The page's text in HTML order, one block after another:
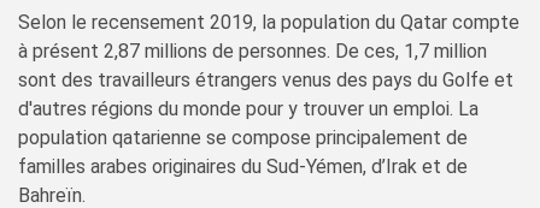
Selon le recensement 2019, la population du Qatar compte
à présent 2,87 millions de personnes. De ces, 1,7 million
sont des travailleurs étrangers venus des pays du Golfe et
d'autres régions du monde pour y trouver un emploi. La
population qatarienne se compose principalement de
familles arabes originaires du Sud-Yémen, d’Irak et de
Bahreïn.